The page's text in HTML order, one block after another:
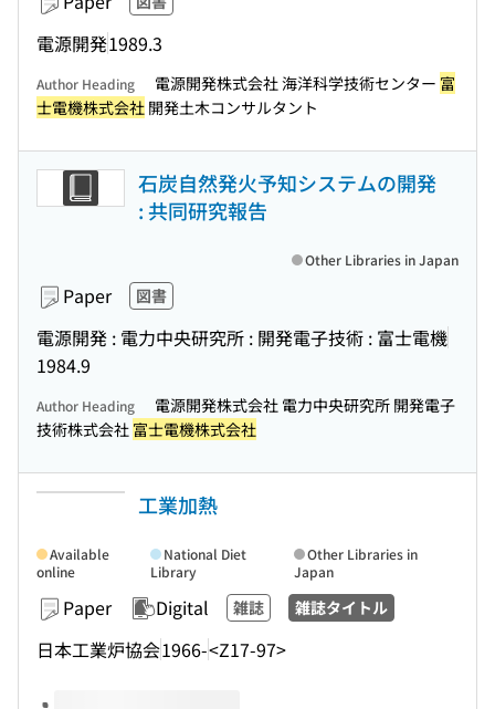
電源開発1989.3
Author Heading 電源開発株式会社 海洋科学技術センター 富
士電機株式会社 開発土木コンサルタント
石炭自然発火予知システムの開発
: 共同研究報告
Paper 図書
電源開発 : 電力中央研究所 : 開発電子技術 : 富士電機
1984.9
Other Libraries in Japan
Author Heading
電源開発株式会社 電力中央研究所 開発電子
技術株式会社 富士電機株式会社
工業加熱
Paper Digital 雑誌 雑誌タイトル
日本工業炉協会1966-<Z17-97>
Available
online
National Diet
Library
Other Libraries in
Japan
Volumes of this title